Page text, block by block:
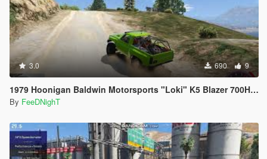
3.0 690 9
1979 Hoonigan Baldwin Motorsports "Loki" K5 Blazer 700HP Off Road Handling
By FeeDNighT